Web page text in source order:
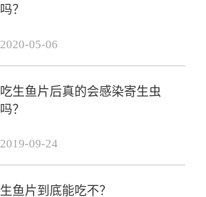
吗？
2020-05-06
吃生鱼片后真的会感染寄生虫
吗？
2019-09-24
生鱼片到底能吃不？